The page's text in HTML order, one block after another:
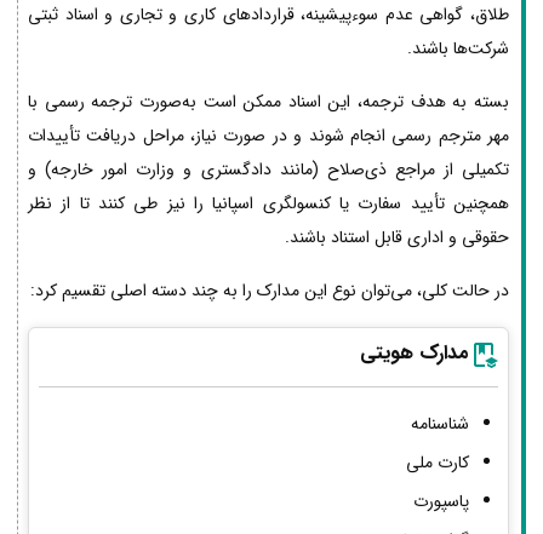
طلاق، گواهی عدم سوءپیشینه، قراردادهای کاری و تجاری و اسناد ثبتی
شرکت‌ها باشند.
بسته به هدف ترجمه، این اسناد ممکن است به‌صورت ترجمه رسمی با
مهر مترجم رسمی انجام شوند و در صورت نیاز، مراحل دریافت تأییدات
تکمیلی از مراجع ذی‌صلاح (مانند دادگستری و وزارت امور خارجه) و
همچنین تأیید سفارت یا کنسولگری اسپانیا را نیز طی کنند تا از نظر
حقوقی و اداری قابل استناد باشند.
در حالت کلی، می‌توان نوع این مدارک را به چند دسته اصلی تقسیم کرد:
مدارک هویتی
شناسنامه
کارت ملی
پاسپورت